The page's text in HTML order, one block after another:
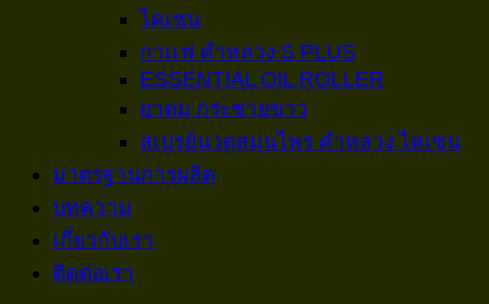
ไคเซน
กาเเฟ คำหลวง S PLUS
ESSENTIAL OIL ROLLER
ยาดม กระชายขาว
สเปรย์นวดสมุนไพร คำหลวง ไคเซน
มาตรฐานการผลิต
บทความ
เกี่ยวกับเรา
ติดต่อเรา